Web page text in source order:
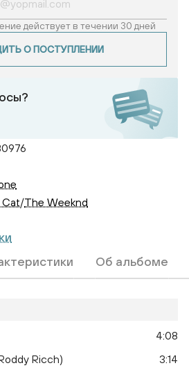
действует в течении 30 дней
О ПОСТУПЛЕНИИ
Cat/The Weeknd
Об альбоме
4:08
Ricch)
3:14